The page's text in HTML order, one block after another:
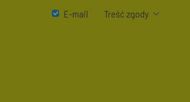
E-mail Treść zgody